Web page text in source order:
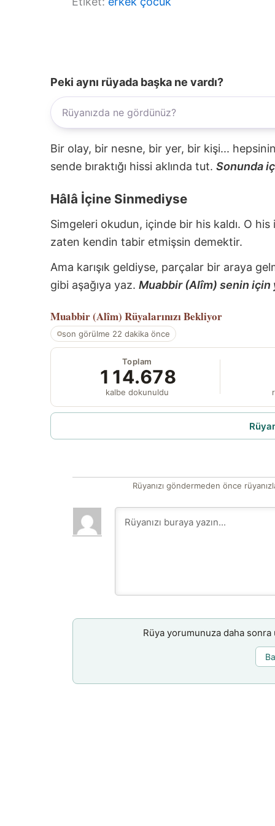
Peki aynı rüyada başka ne vardı?
Bir olay, bir nesne, bir yer, bir kişi...
sende bıraktığı hissi aklında tut. Sonunda
Hâlâ İçine Sinmediyse
Simgeleri okudun, içinde bir his kaldı. O
zaten kendin tabir etmişsin demektir.
Ama karışık geldiyse, parçalar bir araya
gibi aşağıya yaz. Muabbir (Alîm) senin için
Muabbir (Alîm) Rüyalarınızı Bekliyor
son görülme 22 dakika önce
Toplam
114.678
kalbe dokunuldu
Rüyanızı göndermeden önce
Rüya yorumunuza daha